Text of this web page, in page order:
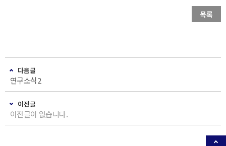
목록
다음글
연구소식2
이전글
이전글이 없습니다.